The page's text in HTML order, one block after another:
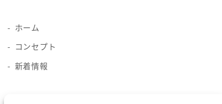
ホーム
コンセプト
新着情報